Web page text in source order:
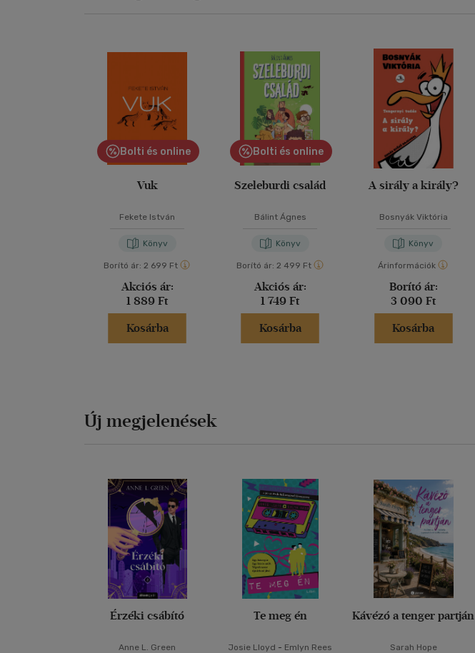
Bolti és online
Vuk
Fekete István
Könyv
Borító ár: 2 699 Ft
Akciós ár:
1 889 Ft
Kosárba
Bolti és online
Szeleburdi család
Bálint Ágnes
Könyv
Borító ár: 2 499 Ft
Akciós ár:
1 749 Ft
Kosárba
A sirály a király?
Bosnyák Viktória
Könyv
Árinformációk
Borító ár:
3 090 Ft
Kosárba
Új megjelenések
Érzéki csábító
Anne L. Green
Te meg én
Josie Lloyd - Emlyn Rees
Kávézó a tenger partján
Sarah Hope